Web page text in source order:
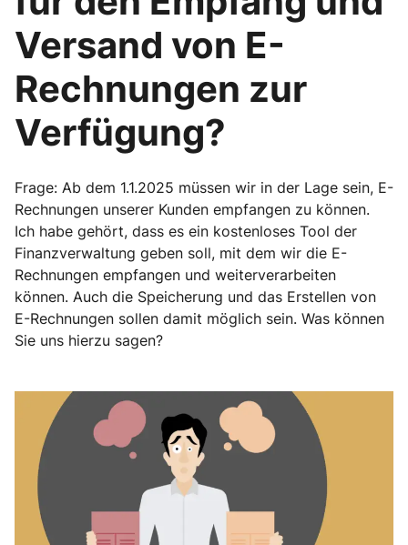
Versand von E-
Rechnungen zur
Verfügung?
Frage: Ab dem 1.1.2025 müssen wir in der Lage sein, E-
Rechnungen unserer Kunden empfangen zu können.
Ich habe gehört, dass es ein kostenloses Tool der
Finanzverwaltung geben soll, mit dem wir die E-
Rechnungen empfangen und weiterverarbeiten
können. Auch die Speicherung und das Erstellen von
E-Rechnungen sollen damit möglich sein. Was können
Sie uns hierzu sagen?